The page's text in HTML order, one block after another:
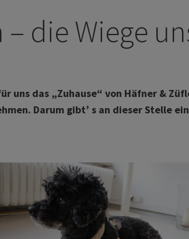
die Wiege
uns das „Zuhause“ von Häfner &
Darum gibt’ s an dieser Stelle